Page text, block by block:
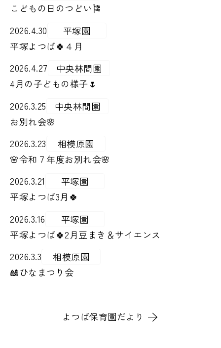
こどもの日のつどい🎏
2026.4.30
平塚園
平塚よつば🍀４月
2026.4.27
中央林間園
4月の子どもの様子🌷
2026.3.25
中央林間園
お別れ会🌸
2026.3.23
相模原園
🌸令和７年度お別れ会🌸
2026.3.21
平塚園
平塚よつば3月🍀
2026.3.16
平塚園
平塚よつば🍀2月豆まき＆サイエンス
2026.3.3
相模原園
🎎ひなまつり会
よつば保育園だより